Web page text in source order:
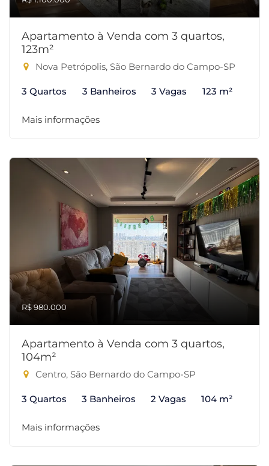
Apartamento à Venda com 3 quartos,
123m²
Nova Petrópolis, São Bernardo do Campo-SP
3 Quartos 3 Banheiros 3 Vagas 123 m²
Mais informações
R$ 980.000
Apartamento à Venda com 3 quartos,
104m²
Centro, São Bernardo do Campo-SP
3 Quartos 3 Banheiros 2 Vagas 104 m²
Mais informações